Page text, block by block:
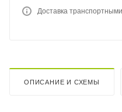
Доставка
ОПИСАНИЕ И СХЕМЫ